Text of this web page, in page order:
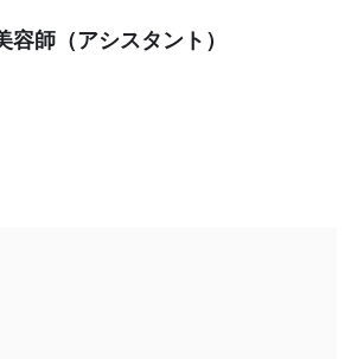
師（アシスタント）